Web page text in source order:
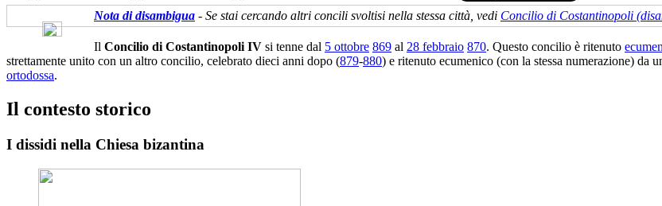
Nota di disambigua - Se stai cercando altri concili svoltisi nella stessa città, vedi Concilio di Costantinopoli
Il Concilio di Costantinopoli IV si tenne dal 5 ottobre 869 al 28 febbraio 870. Questo concilio è ritenuto
strettamente unito con un altro concilio, celebrato dieci anni dopo (879-880) e ritenuto ecumenico (con la stessa numerazione) da
ortodossa.
Il contesto storico
I dissidi nella Chiesa bizantina